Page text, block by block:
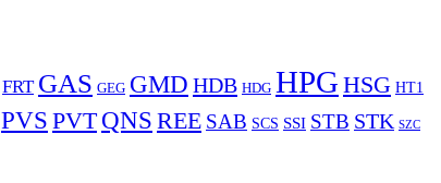
FRT GAS GEG GMD HDB HDG HPG HSG HT1
PVS PVT QNS REE SAB SCS SSI STB STK SZC